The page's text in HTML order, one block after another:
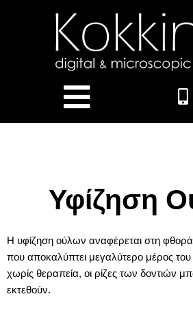
Υφίζηση
Η υφίζηση ούλων αναφέρεται στη
που αποκαλύπτει μεγαλύτερο μέρος του
χωρίς θεραπεία, οι ρίζες των δοντιών
εκτεθούν.